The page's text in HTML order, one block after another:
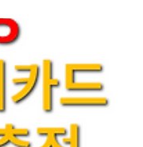
드란? 1. 목적: 문화적 격
및 차상위계층(6세 이
사용 분야:공연, 영화,
관람 및 체육 시설 이